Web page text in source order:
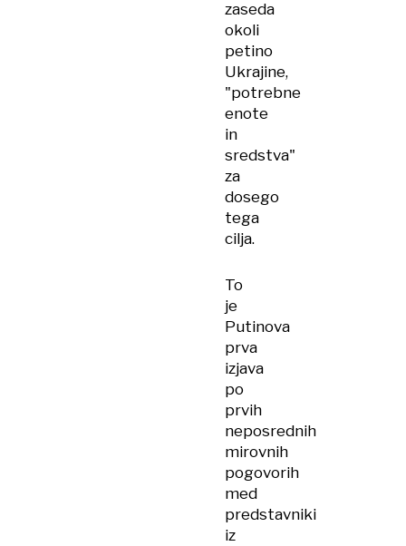
zaseda
okoli
petino
Ukrajine,
"potrebne
enote
in
sredstva"
za
dosego
tega
cilja.
To
je
Putinova
prva
izjava
po
prvih
neposrednih
mirovnih
pogovorih
med
predstavniki
iz